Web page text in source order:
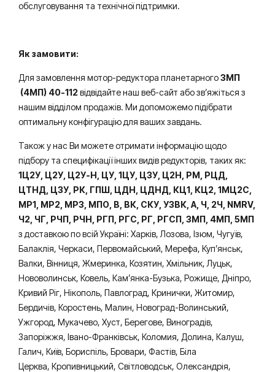
обслуговування та технічної підтримки.
Як замовити:
Для замовлення мотор-редуктора планетарного3МП
(4МП) 40-112 відвідайте наш веб-сайт або зв’яжіться з
нашим відділом продажів. Ми допоможемо підібрати
оптимальну конфігурацію для ваших завдань.
Також у нас Ви можете отримати інформацію щодо
підбору та специфікації інших видів редукторів, таких як:
1Ц2У, Ц2У, Ц2У-Н, ЦУ, 1ЦУ, Ц3У, Ц2Н, РМ, РЦД,
ЦТНД, ЦЗУ, РК, ГПШ, ЦДН, ЦДНД, КЦ1, КЦ2, 1МЦ2С,
МР1, МР2, МР3, МПО, В, ВК, СКУ, УЗВК, А, Ч, 2Ч, NMRV,
Ч2, ЧГ, РЧП, РЧН, РГП, РГС, РГ, РГСП, 3МП, 4МП, 5МП
з доставкою по всій Україні: Харків, Лозова, Ізюм, Чугуїв,
Балаклія, Черкаси, Первомайський, Мерефа, Куп’янськ,
Валки, Вінниця, Жмеринка, Козятин, Хмільник, Луцьк,
Нововолинськ, Ковель, Кам’янка-Бузька, Рожище, Дніпро,
Кривий Ріг, Нікополь, Павлоград, Кринички, Житомир,
Бердичів, Коростень, Малин, Новоград-Волинський,
Ужгород, Мукачево, Хуст, Берегове, Виноградів,
Запоріжжя, Івано-Франківськ, Коломия, Долина, Калуш,
Галич, Київ, Бориспіль, Бровари, Фастів, Біла
Церква, Кропивницький, Світловодськ, Олександрія,